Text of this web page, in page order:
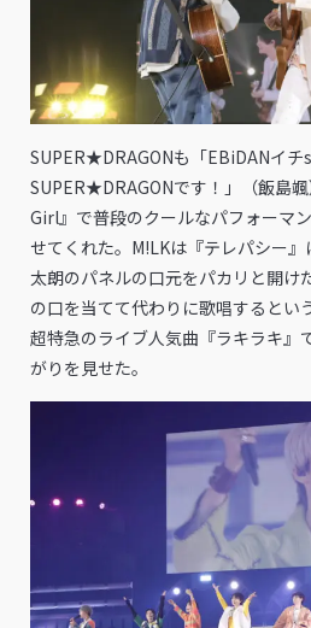
SUPER★DRAGONも「EBiDANイチ
SUPER★DRAGONです！」（飯島
Girl』で普段のクールなパフォーマ
せてくれた。M!LKは『テレパシー
太朗のパネルの口元をパカリと開け
の口を当てて代わりに歌唱するとい
超特急のライブ人気曲『ラキラキ』
がりを見せた。